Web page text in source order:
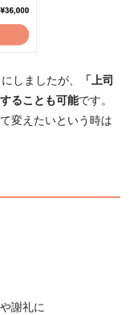
しましたが、
「上司
ることも可能です。
変えたいという時は
謝礼に